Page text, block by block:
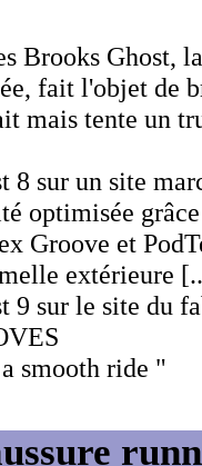
Brooks Ghost,
fait l'objet de
mais tente un
8 sur un site
optimisée
Groove et
extérieure
9 sur le site du
smooth ride "